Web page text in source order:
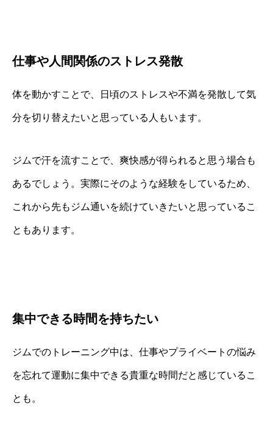
仕事や人間関係のストレス発散
体を動かすことで、日頃のストレスや不満を発散して気
分を切り替えたいと思っている人もいます。
ジムで汗を流すことで、爽快感が得られると思う場合も
あるでしょう。実際にそのような経験をしているため、
これから先もジム通いを続けていきたいと思っているこ
ともあります。
集中できる時間を持ちたい
ジムでのトレーニング中は、仕事やプライベートの悩み
を忘れて運動に集中できる貴重な時間だと感じているこ
とも。